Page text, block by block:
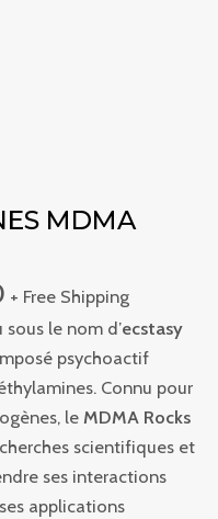
MDMA
+ Free Shipping
le nom d’ecstasy
psychoactif
Connu pour
le MDMA Rocks
scientifiques et
ses interactions
applications